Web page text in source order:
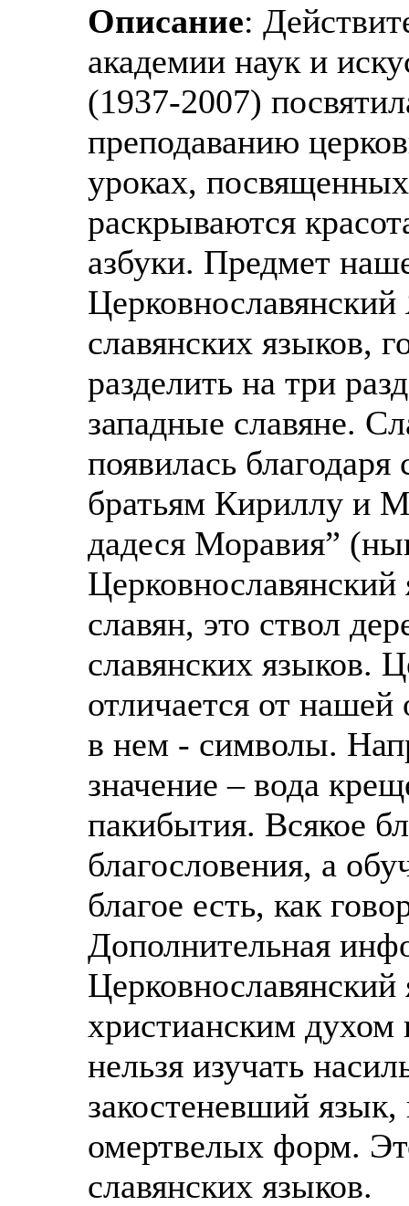
Описание:
академии наук и
(1937-2007)
преподаванию
уроках,
раскрываются
азбуки. Предмет
славянских языков,
разделить на три
западные славяне.
появилась
братьям Кириллу и
дадеся Моравия”
славян, это ствол
славянских языков.
отличается от
в нем - символы.
значение – вода
пакибытия. Всякое
благословения, а
благое есть, как
Дополнительная
христианским духом
нельзя изучать
закостеневший язык,
омертвелых форм.
славянских языков.